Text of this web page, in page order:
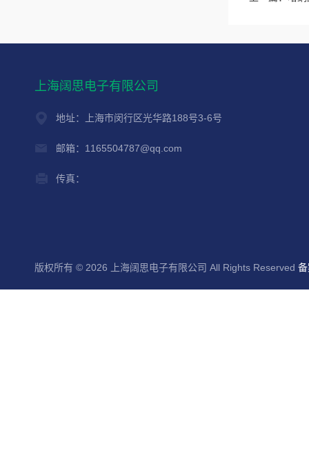
上海阔思电子有限公司
地址：上海市闵行区光华路188号3-6号
邮箱：1165504787@qq.com
传真：
版权所有 © 2026 上海阔思电子有限公司 All Rights Reserved